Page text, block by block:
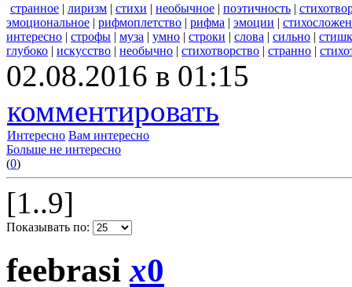
странное | лиризм | стихи | необычное | поэтичность |
эмоциональное | рифмоплетство | рифма | эмоции |
интересно | строфы | муза | умно | строки | слова | сильно |
глубоко | искусство | необычно | стихотворство | странно |
02.08.2016 в 01:15
комментировать
Интересно Вам интересно
Больше не интересно
(0)
[1..9]
Показывать по:
feebrasix0